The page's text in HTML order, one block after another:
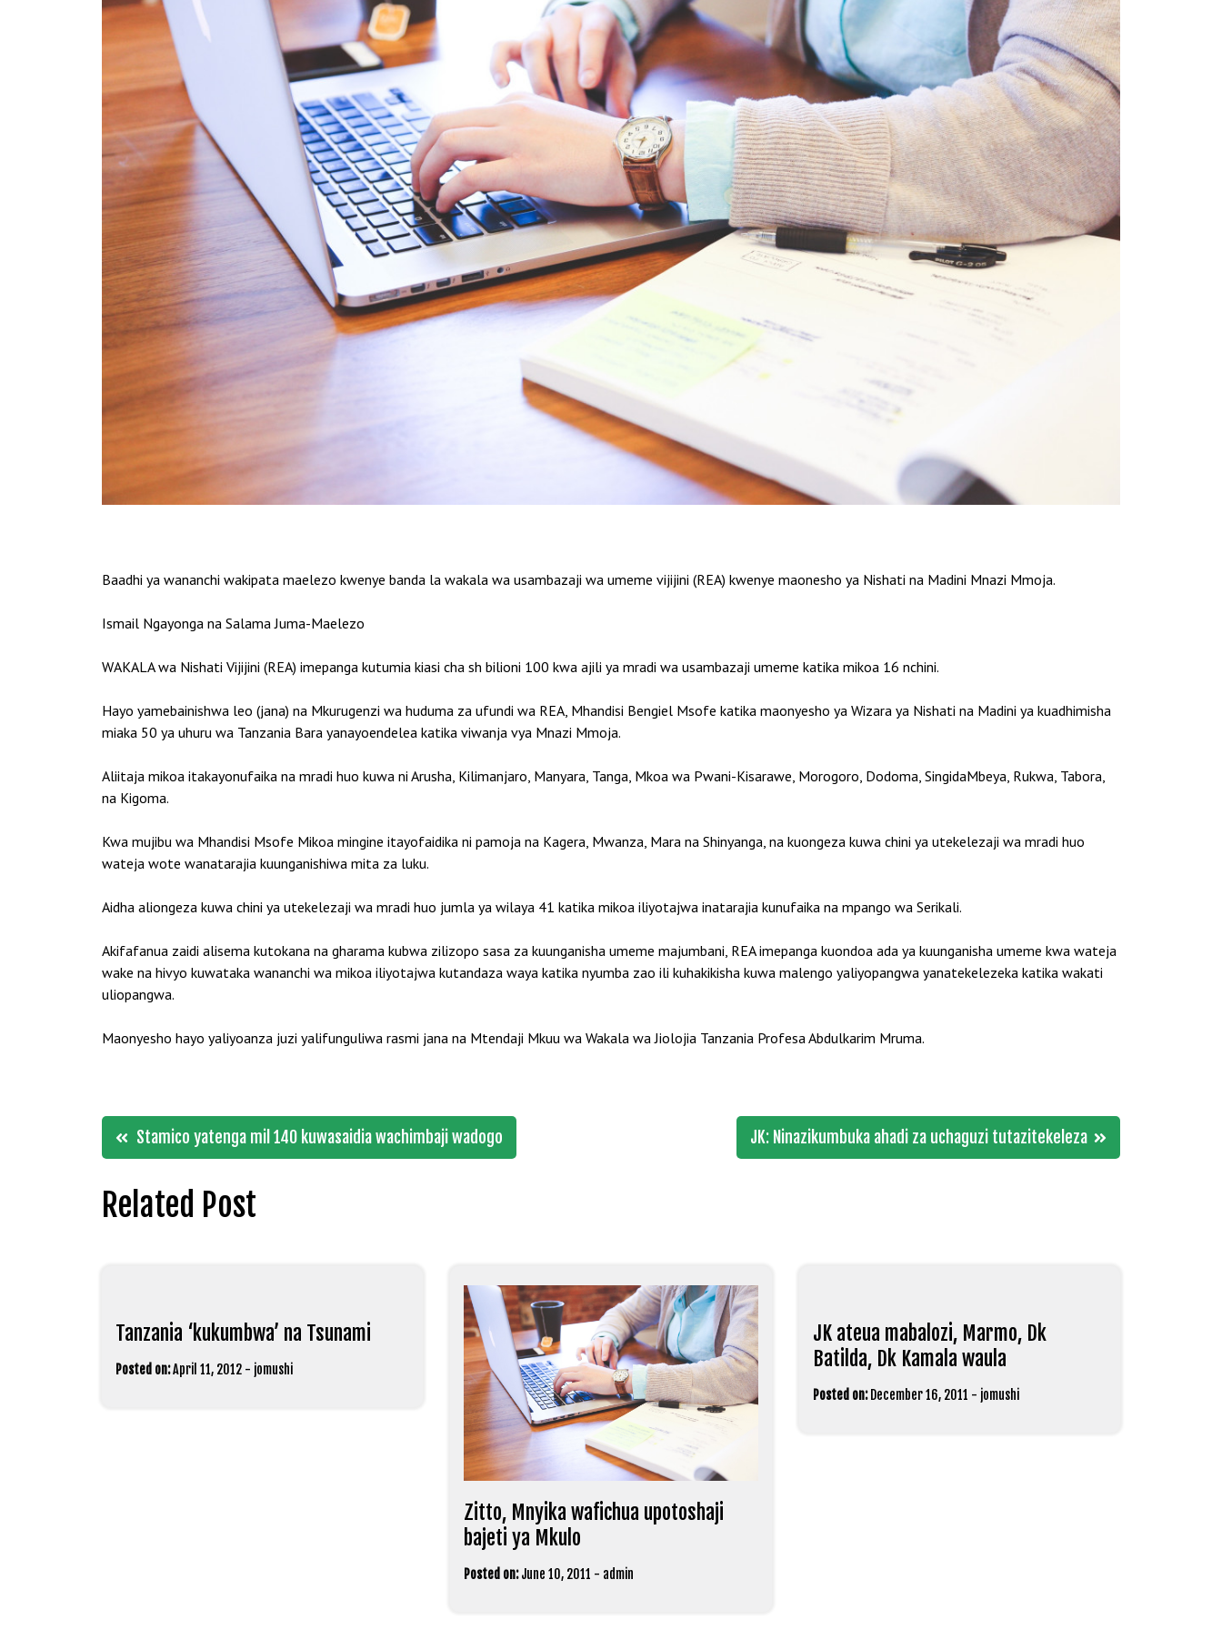
Baadhi ya wananchi wakipata maelezo kwenye banda la wakala wa usambazaji wa umeme vijijini (REA) kwenye maonesho ya Nishati na Madini Mnazi Mmoja.
Ismail Ngayonga na Salama Juma-Maelezo
WAKALA wa Nishati Vijijini (REA) imepanga kutumia kiasi cha sh bilioni 100 kwa ajili ya mradi wa usambazaji umeme katika mikoa 16 nchini.
Hayo yamebainishwa leo (jana) na Mkurugenzi wa huduma za ufundi wa REA, Mhandisi Bengiel Msofe katika maonyesho ya Wizara ya Nishati na Madini ya kuadhimisha
miaka 50 ya uhuru wa Tanzania Bara yanayoendelea katika viwanja vya Mnazi Mmoja.
Aliitaja mikoa itakayonufaika na mradi huo kuwa ni Arusha, Kilimanjaro, Manyara, Tanga, Mkoa wa Pwani-Kisarawe, Morogoro, Dodoma, SingidaMbeya, Rukwa, Tabora,
na Kigoma.
Kwa mujibu wa Mhandisi Msofe Mikoa mingine itayofaidika ni pamoja na Kagera, Mwanza, Mara na Shinyanga, na kuongeza kuwa chini ya utekelezaji wa mradi huo
wateja wote wanatarajia kuunganishiwa mita za luku.
Aidha aliongeza kuwa chini ya utekelezaji wa mradi huo jumla ya wilaya 41 katika mikoa iliyotajwa inatarajia kunufaika na mpango wa Serikali.
Akifafanua zaidi alisema kutokana na gharama kubwa zilizopo sasa za kuunganisha umeme majumbani, REA imepanga kuondoa ada ya kuunganisha umeme kwa wateja
wake na hivyo kuwataka wananchi wa mikoa iliyotajwa kutandaza waya katika nyumba zao ili kuhakikisha kuwa malengo yaliyopangwa yanatekelezeka katika wakati
uliopangwa.
Maonyesho hayo yaliyoanza juzi yalifunguliwa rasmi jana na Mtendaji Mkuu wa Wakala wa Jiolojia Tanzania Profesa Abdulkarim Mruma.
Post
navigation
Stamico yatenga mil 140 kuwasaidia wachimbaji wadogo JK: Ninazikumbuka ahadi za uchaguzi tutazitekeleza
Related Post
Tanzania ‘kukumbwa’ na Tsunami
Posted on:April 11, 2012 - jomushi
Zitto, Mnyika wafichua upotoshaji
bajeti ya Mkulo
Posted on: June 10, 2011 - admin
JK ateua mabalozi, Marmo, Dk
Batilda, Dk Kamala waula
Posted on: December 16, 2011 - jomushi